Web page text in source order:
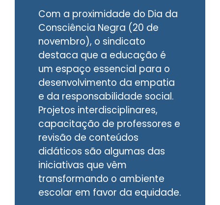
Com a proximidade do Dia da
Consciência Negra (20 de
novembro), o sindicato
destaca que a educação é
um espaço essencial para o
desenvolvimento da empatia
e da responsabilidade social.
Projetos interdisciplinares,
capacitação de professores e
revisão de conteúdos
didáticos são algumas das
iniciativas que vêm
transformando o ambiente
escolar em favor da equidade.